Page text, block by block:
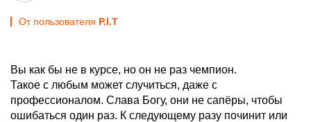
От пользователя P.I.T
Вы как бы не в курсе, но он не раз чемпион.
Такое с любым может случиться, даже с
профессионалом. Слава Богу, они не сапёры, чтобы
ошибаться один раз. К следующему разу починит или